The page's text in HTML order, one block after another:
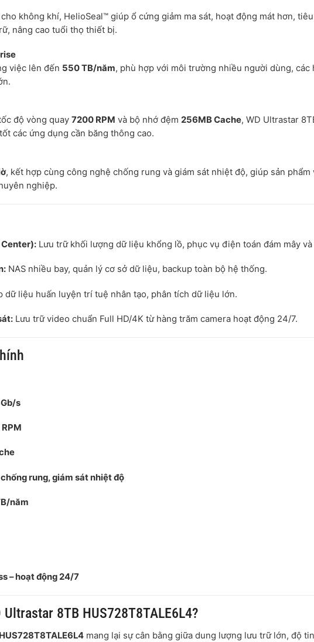
không khí, HelioSeal™ giúp ổ cứng giảm ma sát, hoạt động mát hơn,
nâng cao tuổi thọ thiết bị.
việc lên đến 550 TB/năm, phù hợp với môi trường nhiều người dùng, các
độ vòng quay7200 RPM và bộ nhớ đệm256MB Cache, WD Ultrastar
các ứng dụng cần băng thông cao.
, kết hợp cùng công nghệ chống rung và giám sát nhiệt độ, giúp sản phẩm
nghiệp.
Lưu trữ khối lượng dữ liệu khổng lồ, phục vụ điện toán đám mây
NAS nhiều bay, quản lý cơ sở dữ liệu, backup toàn bộ hệ thống.
dữ liệu huấn luyện trí tuệ nhân tạo, phân tích dữ liệu lớn.
Lưu trữ video chuẩn Full HD/4K từ hàng trăm camera hoạt động 24/7.
s
rung, giám sát nhiệt độ
năm
– hoạt động 24/7
8TB HUS728T8TALE6L4?
mang lại sự cân bằng giữa dung lượng lưu trữ lớn, độ